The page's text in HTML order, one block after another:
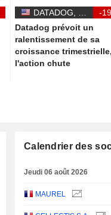
-
Datadog prévoit un
ralentissement de sa
croissance trimestrielle,
l'action chute
Calendrier des
Jeudi 06 août 2026
MAUREL